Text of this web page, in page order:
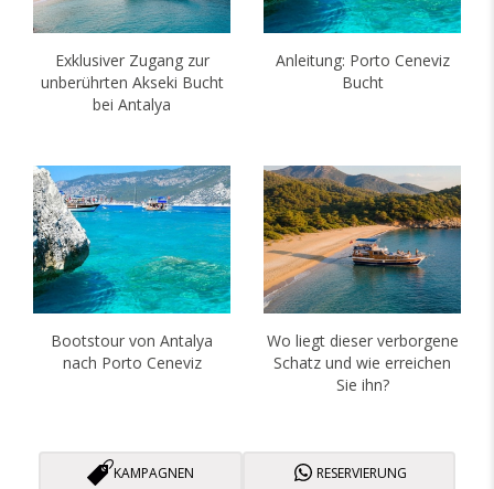
Exklusiver Zugang zur
unberührten Akseki Bucht
bei Antalya
Anleitung: Porto Ceneviz
Bucht
Bootstour von Antalya
nach Porto Ceneviz
Wo liegt dieser verborgene
Schatz und wie erreichen
Sie ihn?
KAMPAGNEN RESERVIERUNG